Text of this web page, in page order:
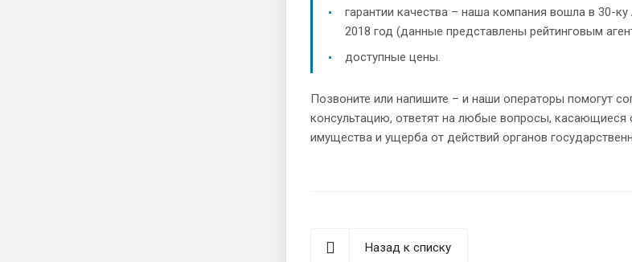
гарантии качества – наша компания вошла в 30-
2018 год (данные представлены рейтинговым
доступные цены.
Позвоните или напишите – и наши операторы помогут
консультацию, ответят на любые вопросы,
имущества и ущерба от действий органов
Назад к списку